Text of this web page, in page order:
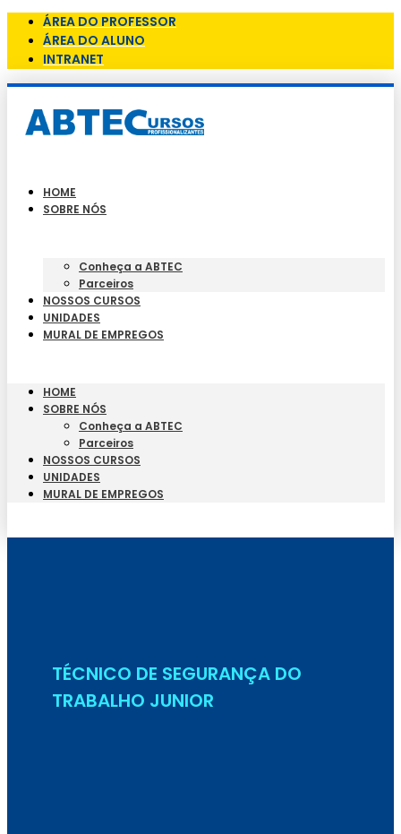
ÁREA DO PROFESSOR
ÁREA DO ALUNO
INTRANET
HOME
SOBRE NÓS
Conheça a ABTEC
Parceiros
NOSSOS CURSOS
UNIDADES
MURAL DE EMPREGOS
HOME
SOBRE NÓS
Conheça a ABTEC
Parceiros
NOSSOS CURSOS
UNIDADES
MURAL DE EMPREGOS
TÉCNICO DE SEGURANÇA DO
TRABALHO JUNIOR